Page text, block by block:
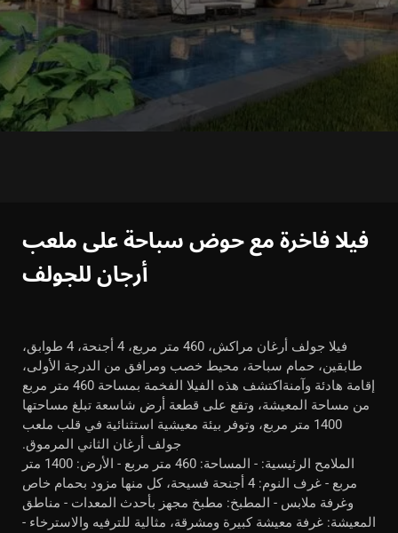
فيلا فاخرة مع حوض سباحة على ملعب
أرجان للجولف
فيلا جولف أرغان مراكش، 460 متر مربع، 4 أجنحة، 4 طوابق،
طابقين، حمام سباحة، محيط خصب ومرافق من الدرجة الأولى،
إقامة هادئة وآمنةاكتشف هذه الفيلا الفخمة بمساحة 460 متر مربع
من مساحة المعيشة، وتقع على قطعة أرض شاسعة تبلغ مساحتها
1400 متر مربع، وتوفر بيئة معيشية استثنائية في قلب ملعب
جولف أرغان الثاني المرموق.
الملامح الرئيسية: - المساحة: 460 متر مربع - الأرض: 1400 متر
مربع - غرف النوم: 4 أجنحة فسيحة، كل منها مزود بحمام خاص
وغرفة ملابس - المطبخ: مطبخ مجهز بأحدث المعدات - مناطق
المعيشة: غرفة معيشة كبيرة ومشرقة، مثالية للترفيه والاسترخاء -